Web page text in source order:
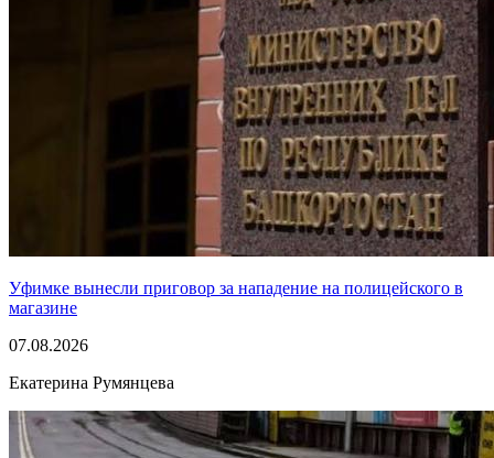
Уфимке вынесли приговор за нападение на полицейского в
магазине
07.08.2026
Екатерина Румянцева